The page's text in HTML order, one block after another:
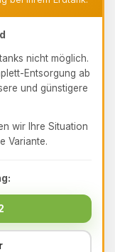
nicht möglich.
Entsorgung ab
und günstigere
wir Ihre Situation
Variante.